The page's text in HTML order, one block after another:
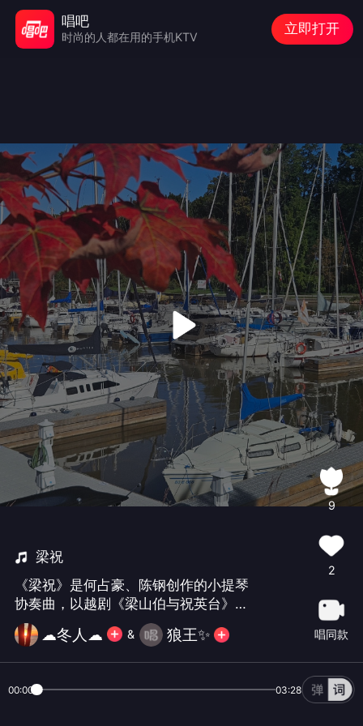
梁祝
《梁祝》是何占豪、陈钢创作的小提琴
协奏曲‌，以越剧《梁山伯与祝英台》为
素材，采用奏鸣曲式结构，分为“草桥结
拜”“英台抗婚”“坟前化蝶”三部分，是中
国交响音乐民族化的典范之作。
☁冬人☁ & 狼王✨
9
2
唱同款
00:00 03:28
唱吧
时尚的人都在用的手机KTV
立即打开